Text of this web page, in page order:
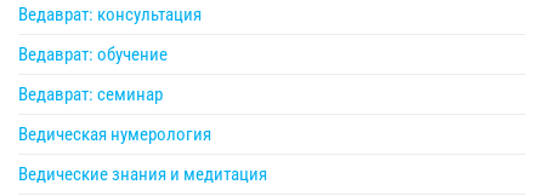
Ведаврат: консультация
Ведаврат: обучение
Ведаврат: семинар
Ведическая нумерология
Ведические знания и медитация